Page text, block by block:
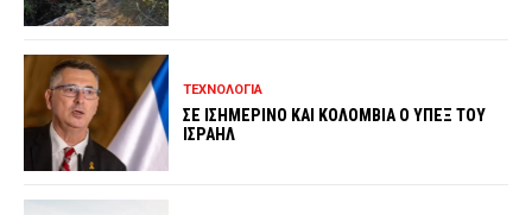
ΤΕΧΝΟΛΟΓΙΑ
ΣΕ ΙΣΗΜΕΡΙΝΟ ΚΑΙ ΚΟΛΟΜΒΙΑ Ο ΥΠΕΞ ΤΟΥ
ΙΣΡΑΗΛ